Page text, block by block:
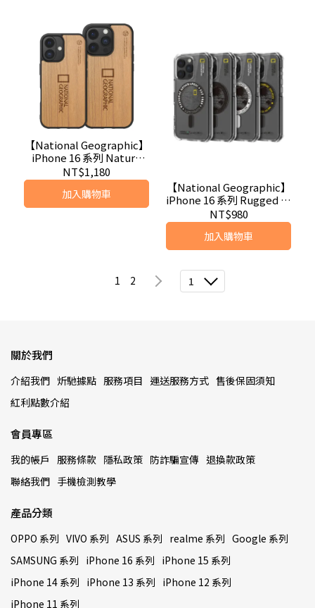
【National Geographic】
iPhone 16 系列 Nature
Wood 磁吸木質保護殼
NT$1,180
加入購物車
【National Geographic】
iPhone 16 系列 Rugged 磁
吸防摔保護殼
NT$980
加入購物車
1 2 1
關於我們
介紹我們 炘馳據點 服務項目 運送服務方式 售後保固須知
紅利點數介紹
會員專區
我的帳戶 服務條款 隱私政策 防詐騙宣傳 退換款政策
聯絡我們 手機檢測教學
產品分類
OPPO 系列 VIVO 系列 ASUS 系列 realme 系列 Google 系列
SAMSUNG 系列 iPhone 16 系列 iPhone 15 系列
iPhone 14 系列 iPhone 13 系列 iPhone 12 系列
iPhone 11 系列